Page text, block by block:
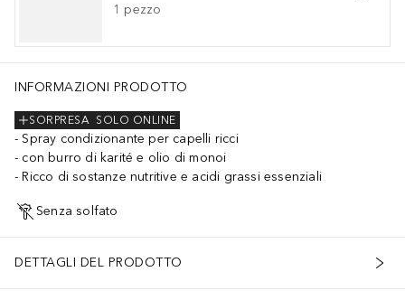
1 pezzo
INFORMAZIONI PRODOTTO
SOLO ONLINE
SORPRESA
Spray condizionante per capelli ricci
con burro di karité e olio di monoi
Ricco di sostanze nutritive e acidi grassi essenziali
Senza solfato
DETTAGLI DEL PRODOTTO